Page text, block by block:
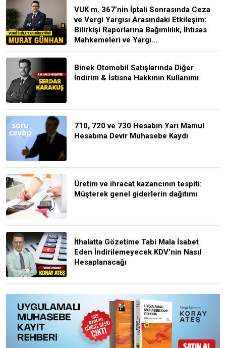
VUK m. 367’nin İptali Sonrasında Ceza
ve Vergi Yargısı Arasındaki Etkileşim:
Bilirkişi Raporlarına Bağımlılık, İhtisas
Mahkemeleri ve Yargı...
Binek Otomobil Satışlarında Diğer
İndirim & İstisna Hakkının Kullanımı
710, 720 ve 730 Hesabın Yarı Mamul
Hesabına Devir Muhasebe Kaydı
Üretim ve ihracat kazancının tespiti:
Müşterek genel giderlerin dağıtımı
İthalatta Gözetime Tabi Mala İsabet
Eden İndirilemeyecek KDV'nin Nasıl
Hesaplanacağı